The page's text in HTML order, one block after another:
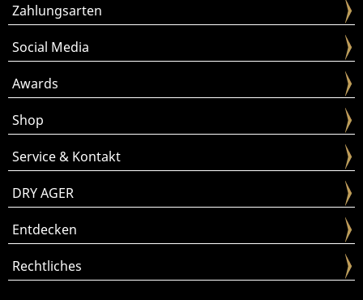
Zahlungsarten
Social Media
Awards
Shop
Service & Kontakt
DRY AGER
Entdecken
Rechtliches